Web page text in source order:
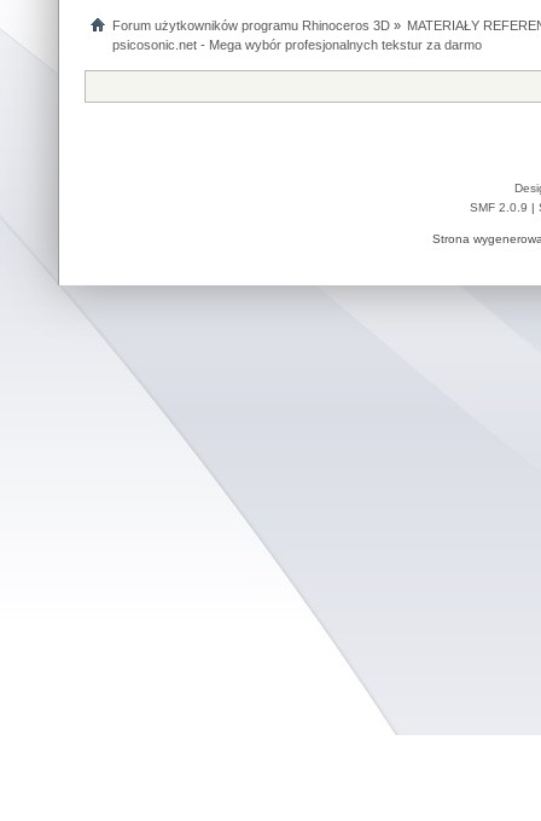
Forum użytkowników programu Rhinoceros 3D» MATERIAŁY
psicosonic.net - Mega wybór profesjonalnych tekstur za darmo
SMF 2.0.9 |
Strona